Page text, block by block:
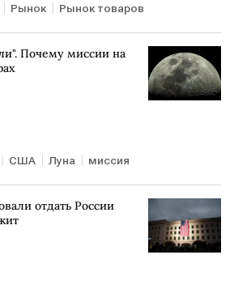
Рынок Рынок товаров
Почему миссии на
США Луна миссия
отдать России